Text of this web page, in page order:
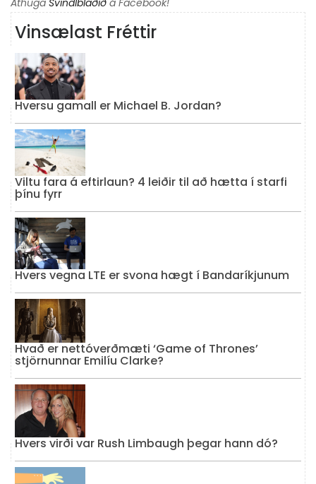
Vinsælast Fréttir
Hversu gamall er Michael B. Jordan?
Viltu fara á eftirlaun? 4 leiðir til að hætta í starfi
þínu fyrr
Hvers vegna LTE er svona hægt í Bandaríkjunum
Hvað er nettóverðmæti ‘Game of Thrones’
stjörnunnar Emilíu Clarke?
Hvers virði var Rush Limbaugh þegar hann dó?